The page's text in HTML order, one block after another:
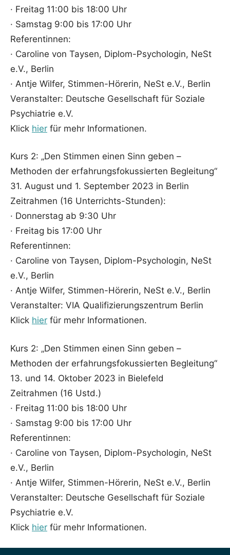
· Freitag 11:00 bis 18:00 Uhr
· Samstag 9:00 bis 17:00 Uhr
Referentinnen:
· Caroline von Taysen, Diplom-Psychologin, NeSt
e.V., Berlin
· Antje Wilfer, Stimmen-Hörerin, NeSt e.V., Berlin
Veranstalter: Deutsche Gesellschaft für Soziale
Psychiatrie e.V.
Klick hier für mehr Informationen.
Kurs 2: „Den Stimmen einen Sinn geben –
Methoden der erfahrungsfokussierten Begleitung“
31. August und 1. September 2023 in Berlin
Zeitrahmen (16 Unterrichts-Stunden):
· Donnerstag ab 9:30 Uhr
· Freitag bis 17:00 Uhr
Referentinnen:
· Caroline von Taysen, Diplom-Psychologin, NeSt
e.V., Berlin
· Antje Wilfer, Stimmen-Hörerin, NeSt e.V., Berlin
Veranstalter: VIA Qualifizierungszentrum Berlin
Klick hier für mehr Informationen.
Kurs 2: „Den Stimmen einen Sinn geben –
Methoden der erfahrungsfokussierten Begleitung“
13. und 14. Oktober 2023 in Bielefeld
Zeitrahmen (16 Ustd.)
· Freitag 11:00 bis 18:00 Uhr
· Samstag 9:00 bis 17:00 Uhr
Referentinnen:
· Caroline von Taysen, Diplom-Psychologin, NeSt
e.V., Berlin
· Antje Wilfer, Stimmen-Hörerin, NeSt e.V., Berlin
Veranstalter: Deutsche Gesellschaft für Soziale
Psychiatrie e.V.
Klick hier für mehr Informationen.